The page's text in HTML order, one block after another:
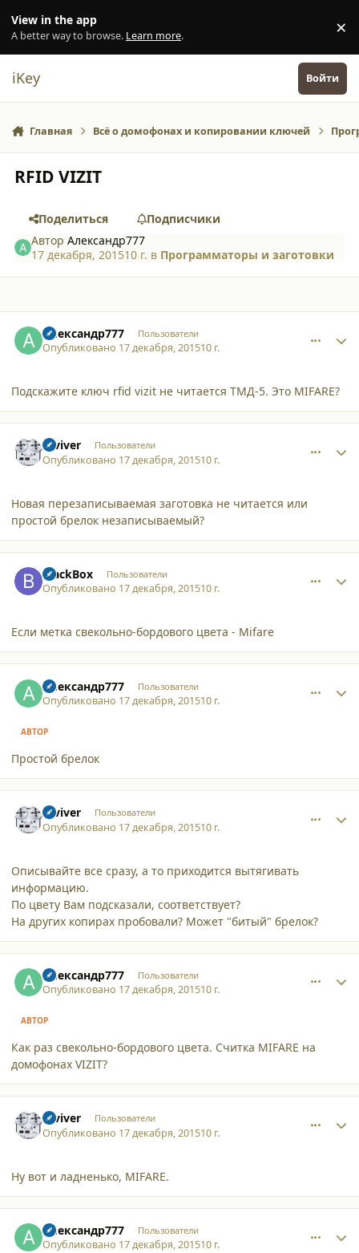
View in the app
A better way to browse. Learn more. ×
iKey Войти
Главная Всё о домофонах и копировании ключей
RFID VIZIT
Поделиться
Подписчики
АвторАлександр777
17 декабря, 201510 г. в Программаторы и заготовки
Александр777 Пользователи
Опубликовано 17 декабря, 201510 г.
Подскажите ключ rfid vizit не читается ТМД-5. Это MIFARE?
reviver Пользователи
Опубликовано 17 декабря, 201510 г.
Новая перезаписываемая заготовка не читается или
простой брелок незаписываемый?
BlackBox Пользователи
Опубликовано 17 декабря, 201510 г.
Если метка свекольно-бордового цвета - Mifare
Александр777 Пользователи
Опубликовано 17 декабря, 201510 г.
АВТОР
Простой брелок
reviver Пользователи
Опубликовано 17 декабря, 201510 г.
Описывайте все сразу, а то приходится вытягивать
информацию.
По цвету Вам подсказали, соответствует?
На других копирах пробовали? Может "битый" брелок?
Александр777 Пользователи
Опубликовано 17 декабря, 201510 г.
АВТОР
Как раз свекольно-бордового цвета. Считка MIFARE на
домофонах VIZIT?
reviver Пользователи
Опубликовано 17 декабря, 201510 г.
Ну вот и ладненько, MIFARE.
Александр777 Пользователи
Опубликовано 17 декабря, 201510 г.